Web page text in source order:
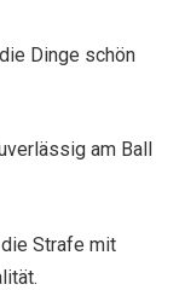
Dinge schön
am Ball
Strafe mit